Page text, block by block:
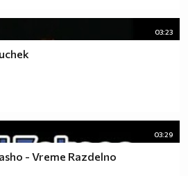
03:23
03:29
- Vreme Razdelno